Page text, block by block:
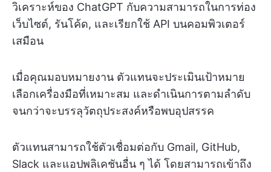
วิเคราะห์ของ ChatGPT กับความสามารถในการท่อง
เว็บไซต์, รันโค้ด, และเรียกใช้ API บนคอมพิวเตอร์
เสมือน
เมื่อคุณมอบหมายงาน ตัวแทนจะประเมินเป้าหมาย
เลือกเครื่องมือที่เหมาะสม และดำเนินการตามลำดับ
จนกว่าจะบรรลุวัตถุประสงค์หรือพบอุปสรรค
ตัวแทนสามารถใช้ตัวเชื่อมต่อกับ Gmail, GitHub,
Slack และแอปพลิเคชันอื่น ๆ ได้ โดยสามารถเข้าถึง